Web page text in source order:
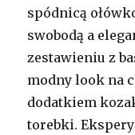
spódnicą
swobodą a
zestawieniu z
modny look na
dodatkiem
torebki.